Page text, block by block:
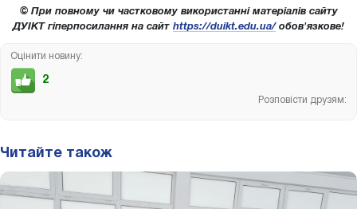
© При повному чи частковому використанні матеріалів сайту
ДУІКТ гіперпосилання на сайт https://duikt.edu.ua/обов'язкове!
Оцінити новину:
2
Розповісти друзям:
Читайте також